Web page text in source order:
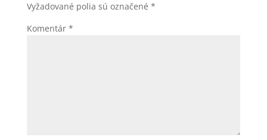
Vyžadované polia sú označené *
Komentár *